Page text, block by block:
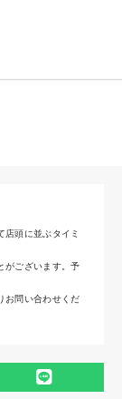
頭に並ぶタイミ
がございます。予
お問い合わせくだ